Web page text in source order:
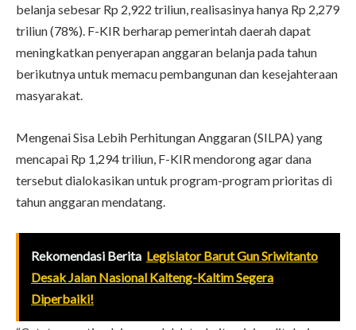
belanja sebesar Rp 2,922 triliun, realisasinya hanya Rp 2,279
triliun (78%). F-KIR berharap pemerintah daerah dapat
meningkatkan penyerapan anggaran belanja pada tahun
berikutnya untuk memacu pembangunan dan kesejahteraan
masyarakat.
Mengenai Sisa Lebih Perhitungan Anggaran (SILPA) yang
mencapai Rp 1,294 triliun, F-KIR mendorong agar dana
tersebut dialokasikan untuk program-program prioritas di
tahun anggaran mendatang.
Rekomendasi Berita Legislator Barut Gun Sriwitanto
Desak Jalan Nasional Kalteng-Kaltim Segera
Diperbaiki!